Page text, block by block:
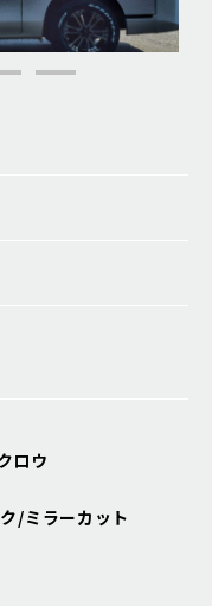
ロウ
/ミラーカット